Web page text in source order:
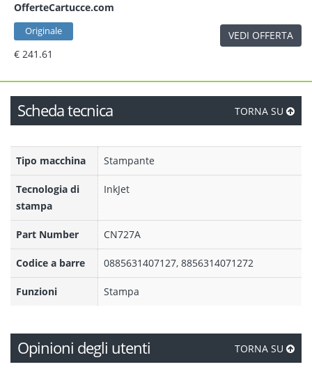
OfferteCartucce.com
Originale
€ 241.61
VEDI OFFERTA
Scheda tecnica TORNA SU
Tipo macchina Stampante
Tecnologia di
stampa
InkJet
Part Number CN727A
Codice a barre 0885631407127, 8856314071272
Funzioni Stampa
Opinioni degli utenti TORNA SU